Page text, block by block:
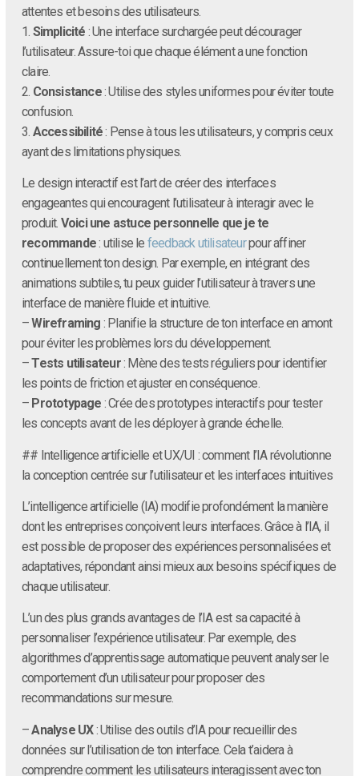
attentes et besoins des utilisateurs.
1. Simplicité : Une interface surchargée peut décourager
l’utilisateur. Assure-toi que chaque élément a une fonction
claire.
2. Consistance: Utilise des styles uniformes pour éviter toute
confusion.
3. Accessibilité: Pense à tous les utilisateurs, y compris ceux
ayant des limitations physiques.
Le design interactif est l’art de créer des interfaces
engageantes qui encouragent l’utilisateur à interagir avec le
produit. Voici une astuce personnelle que je te
recommande: utilise le feedback utilisateurpour affiner
continuellement ton design. Par exemple, en intégrant des
animations subtiles, tu peux guider l’utilisateur à travers une
interface de manière fluide et intuitive.
–Wireframing : Planifie la structure de ton interface en amont
pour éviter les problèmes lors du développement.
–Tests utilisateur: Mène des tests réguliers pour identifier
les points de friction et ajuster en conséquence.
– Prototypage : Crée des prototypes interactifs pour tester
les concepts avant de les déployer à grande échelle.
## Intelligence artificielle et UX/UI : comment l’IA révolutionne
la conception centrée sur l’utilisateur et les interfaces intuitives
L’intelligence artificielle (IA) modifie profondément la manière
dont les entreprises conçoivent leurs interfaces. Grâce à l’IA, il
est possible de proposer des expériences personnalisées et
adaptatives, répondant ainsi mieux aux besoins spécifiques de
chaque utilisateur.
L’un des plus grands avantages de l’IA est sa capacité à
personnaliser l’expérience utilisateur. Par exemple, des
algorithmes d’apprentissage automatique peuvent analyser le
comportement d’un utilisateur pour proposer des
recommandations sur mesure.
–Analyse UX: Utilise des outils d’IA pour recueillir des
données sur l’utilisation de ton interface. Cela t’aidera à
comprendre comment les utilisateurs interagissent avec ton